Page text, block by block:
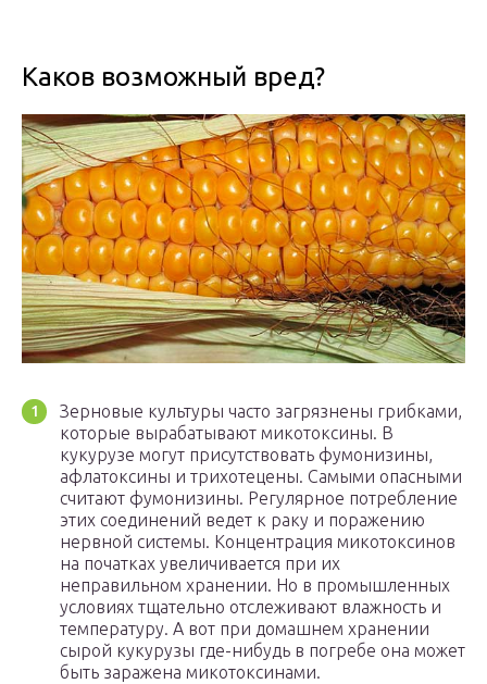
Каков возможный вред?
Зерновые культуры часто загрязнены грибками,
которые вырабатывают микотоксины. В
кукурузе могут присутствовать фумонизины,
афлатоксины и трихотецены. Самыми опасными
считают фумонизины. Регулярное потребление
этих соединений ведет к раку и поражению
нервной системы. Концентрация микотоксинов
на початках увеличивается при их
неправильном хранении. Но в промышленных
условиях тщательно отслеживают влажность и
температуру. А вот при домашнем хранении
сырой кукурузы где-нибудь в погребе она может
быть заражена микотоксинами.